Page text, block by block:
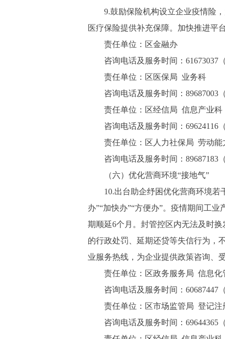
9.鼓励保险机构设立企业疫情险，
医疗保险提供补充保障。加快推进平
责任单位：区金融办
咨询电话及服务时间：61673037（
责任单位：区医保局 业务科
咨询电话及服务时间：89687003（
责任单位：区经信局 信息产业科
咨询电话及服务时间：69624116（
责任单位：区人力社保局 劳动能
咨询电话及服务时间：89687183（
（六）优化营商环境“接地气”
10.出台助企纾困优化营商环境若干
办”“加快办”“方便办”。疫情期间工
期顺延6个月。封管控区内无法及时
的行政处罚、延期还贷等失信行为，
业服务热线，为企业提供政策咨询、
责任单位：区政务服务局 信息化
咨询电话及服务时间：60687447（
责任单位：区市场监管局 登记注册
咨询电话及服务时间：69644365（